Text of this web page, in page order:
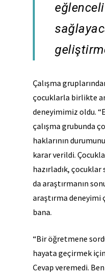
eğlenceli
Çalışma
çocuklarla birlikte
deneyimimiz oldu.
çalışma grubunda
haklarının
karar verildi.
hazırladık, çocuklar
da araştırmanın
araştırma
bana.
“Bir öğretmene
hayata geçirmek
Cevap veremedi.